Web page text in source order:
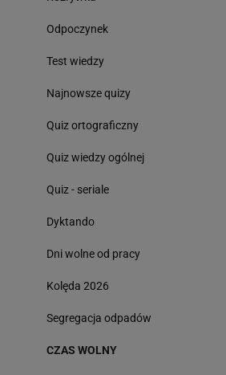
Odpoczynek
Test wiedzy
Najnowsze quizy
Quiz ortograficzny
Quiz wiedzy ogólnej
Quiz - seriale
Dyktando
Dni wolne od pracy
Kolęda 2026
Segregacja odpadów
CZAS WOLNY